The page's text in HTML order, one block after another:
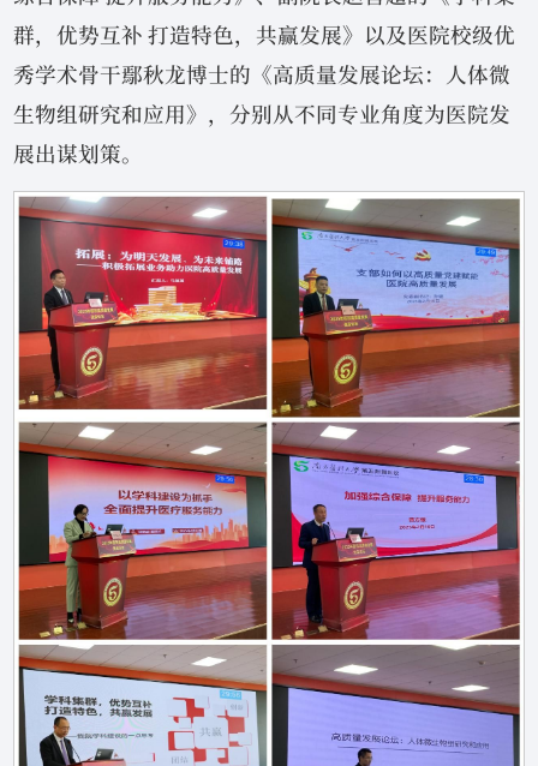
群，优势互补 打造特色，共赢发展》以及医院校级优
秀学术骨干鄢秋龙博士的《高质量发展论坛：人体微
生物组研究和应用》，分别从不同专业角度为医院发
展出谋划策。